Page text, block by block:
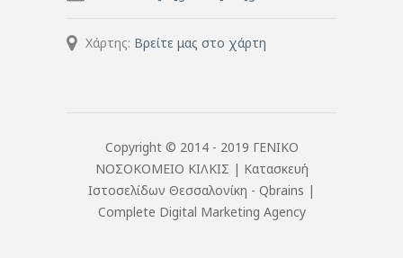
Χάρτης: Βρείτε μας στο χάρτη
Copyright © 2014 - 2019 ΓΕΝΙΚΟ
ΝΟΣΟΚΟΜΕΙΟ ΚΙΛΚΙΣ | Κατασκευή
Ιστοσελίδων Θεσσαλονίκη - Qbrains |
Complete Digital Marketing Agency